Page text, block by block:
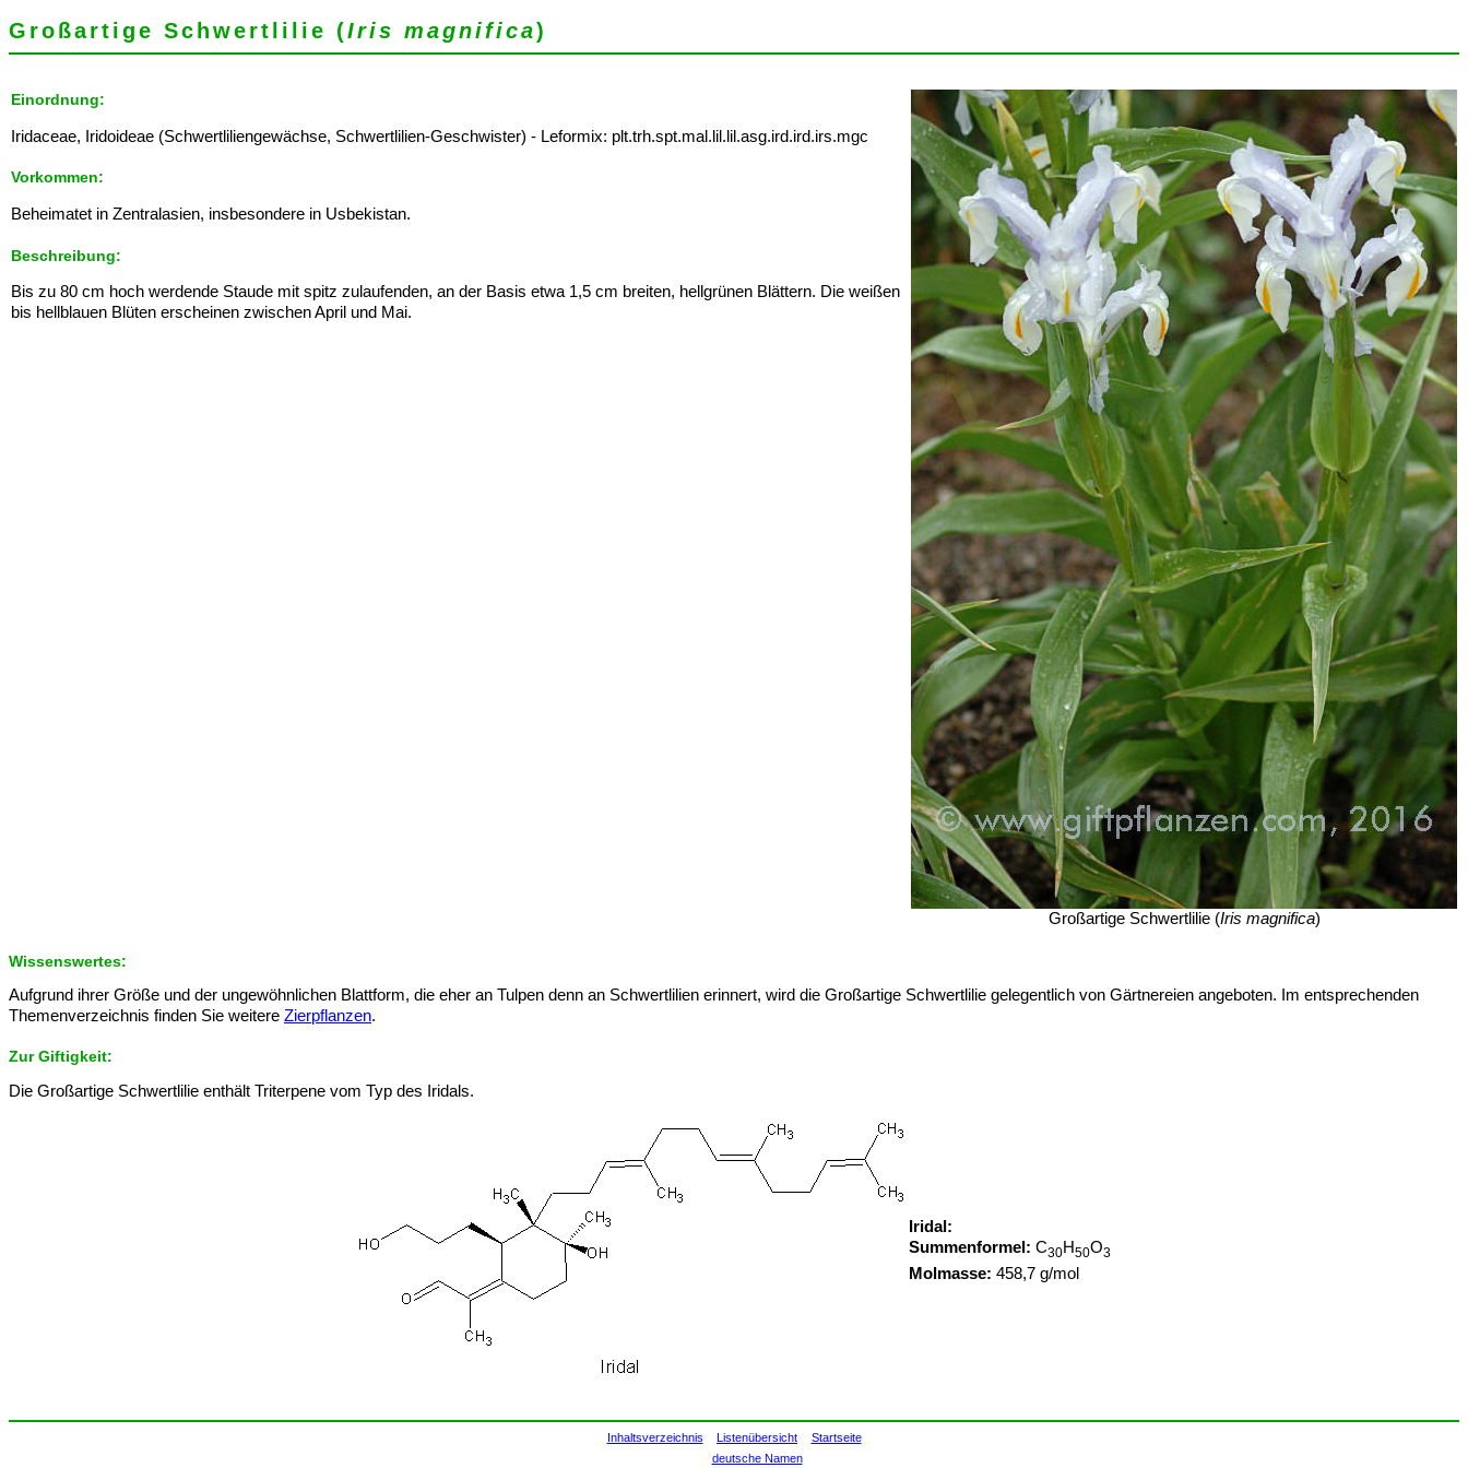
Großartige Schwertlilie (Iris magnifica)
Einordnung:
Iridaceae, Iridoideae (Schwertliliengewächse, Schwertlilien-Geschwister) - Leformix: plt.trh.spt.mal.lil.lil.asg.ird.ird.irs.mgc
Vorkommen:
Beheimatet in Zentralasien, insbesondere in Usbekistan.
Beschreibung:
Bis zu 80 cm hoch werdende Staude mit spitz zulaufenden, an der Basis etwa 1,5 cm breiten, hellgrünen Blättern. Die weißen
bis hellblauen Blüten erscheinen zwischen April und Mai.
Großartige Schwertlilie (Iris magnifica)
Wissenswertes:
Aufgrund ihrer Größe und der ungewöhnlichen Blattform, die eher an Tulpen denn an Schwertlilien erinnert, wird die Großartige Schwertlilie gelegentlich von Gärtnereien angeboten. Im entsprechenden
Themenverzeichnis finden Sie weitere Zierpflanzen.
Zur Giftigkeit:
Die Großartige Schwertlilie enthält Triterpene vom Typ des Iridals.
Iridal:
Summenformel: C30H50O3
Molmasse: 458,7 g/mol
Inhaltsverzeichnis Listenübersicht
Startseite
deutsche Namen